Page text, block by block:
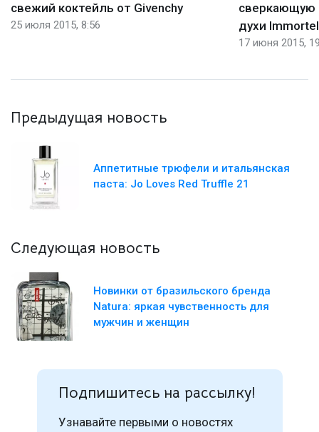
свежий коктейль от Givenchy
25 июля 2015, 8:56
сверкающую
духи
17 июня 2015,
Предыдущая новость
Аппетитные трюфели и итальянская
паста: Jo Loves Red Truffle 21
Следующая новость
Новинки от бразильского бренда
Natura: яркая чувственность для
мужчин и женщин
Подпишитесь на рассылку!
Узнавайте первыми о новостях